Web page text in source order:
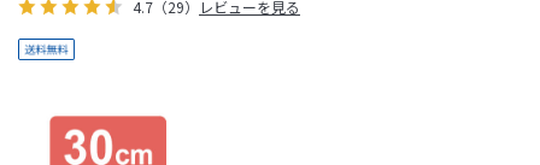
4.7 （29） レビューを見る